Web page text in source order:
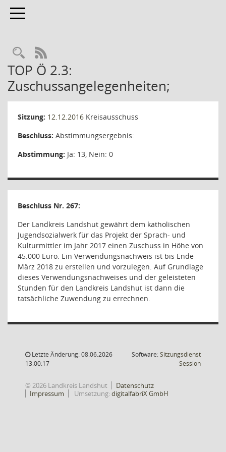
Toggle navigation
Rechercheauswahl
RSS-Feed
TOP Ö 2.3:
Zuschussangelegenheiten;
Sitzung: 12.12.2016 Kreisausschuss
Beschluss: Abstimmungsergebnis:
Abstimmung: Ja: 13, Nein: 0
Beschluss Nr. 267:
Der Landkreis Landshut gewährt dem katholischen
Jugendsozialwerk für das Projekt der Sprach- und
Kulturmittler im Jahr 2017 einen Zuschuss in Höhe von
45.000 Euro. Ein Verwendungsnachweis ist bis Ende
März 2018 zu erstellen und vorzulegen. Auf Grundlage
dieses Verwendungsnachweises und der geleisteten
Stunden für den Landkreis Landshut ist dann die
tatsächliche Zuwendung zu errechnen.
Letzte Änderung: 08.06.2026
13:00:17
Software:Sitzungsdienst
Session(Wird in
© 2026 Landkreis Landshut
Datenschutz
Impressum
Umsetzung:digitalfabriX GmbH